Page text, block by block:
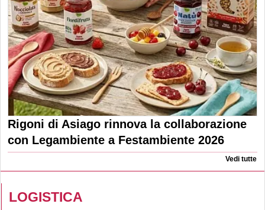
Rigoni di Asiago rinnova la collaborazione
con Legambiente a Festambiente 2026
Vedi tutte
LOGISTICA